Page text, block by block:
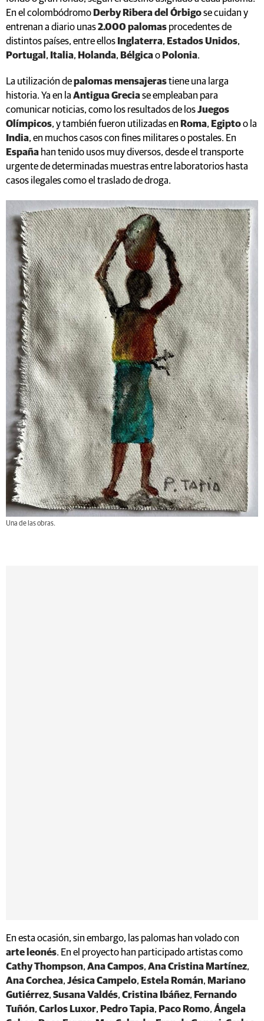
En el colombódromo Derby Ribera del Órbigose cuidan y
entrenan a diario unas2.000 palomas procedentes de
distintos países, entre ellos Inglaterra, Estados Unidos,
Portugal , Italia, Holanda, Bélgicao Polonia.
La utilización depalomas mensajerastiene una larga
historia. Ya en la Antigua Greciase empleaban para
comunicar noticias, como los resultados de losJuegos
Olímpicos, y también fueron utilizadas en Roma, Egiptoo la
India, en muchos casos con fines militares o postales. En
España han tenido usos muy diversos, desde el transporte
urgente de determinadas muestras entre laboratorios hasta
casos ilegales como el traslado de droga.
Una de las obras.
En esta ocasión, sin embargo, las palomas han volado con
arte leonés. En el proyecto han participado artistas como
Cathy Thompson, Ana Campos, Ana Cristina Martínez,
Ana Corchea, Jésica Campelo, Estela Román, Mariano
Gutiérrez, Susana Valdés, Cristina Ibáñez, Fernando
Tuñón, Carlos Luxor, Pedro Tapia, Paco Romo, Ángela